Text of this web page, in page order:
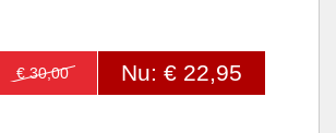
€ 30,00 Nu: € 22,95